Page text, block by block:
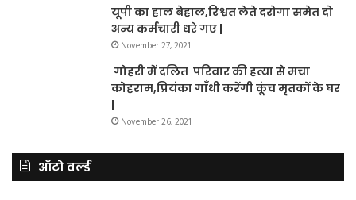
यूपी का हाल बेहाल,रिश्वत लेते दरोगा समेत दो
अन्य कर्मचारी धरे गए |
November 27, 2021
गोहरी में दलित परिवार की हत्या से मचा
कोहराम,प्रियंका गाँधी करेंगी कूंच मृतकों के घर
|
November 26, 2021
ऑटो वर्ल्ड